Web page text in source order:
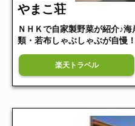
やまこ荘
ＮＨＫで自家製野菜が紹介♪
類・若布しゃぶしゃぶが自慢！
楽天トラベル